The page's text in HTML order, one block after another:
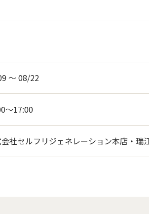
〜 08/22
～17:00
社セルフリジェネレーション本店・瑞